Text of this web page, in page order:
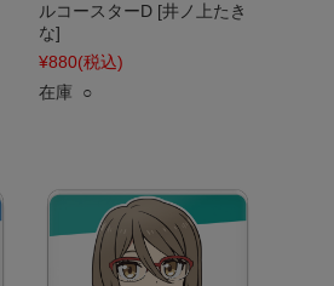
ルコースターD [井ノ上たき
な]
¥880(税込)
在庫 ○